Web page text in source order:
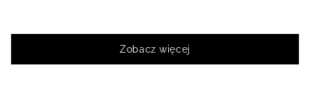
Zobacz więcej